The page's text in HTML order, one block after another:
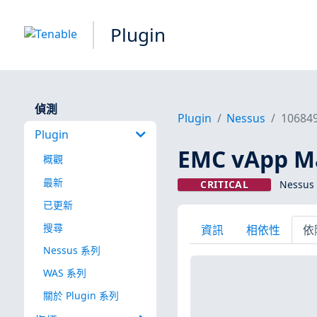
Plugin
偵測
Plugin
概觀
最新
已更新
搜尋
Nessus 系列
WAS 系列
關於 Plugin 系列
Plugin Nessus
EMC vApp
CRITICAL
資訊 相依性 依